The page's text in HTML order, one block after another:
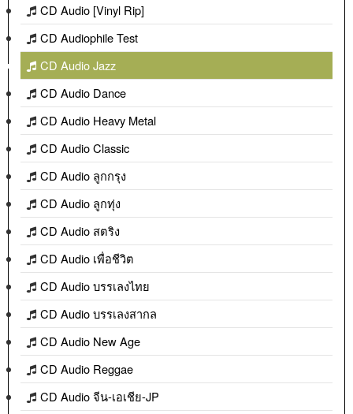
CD Audio [Vinyl Rip]
CD Audiophile Test
CD Audio Jazz
CD Audio Dance
CD Audio Heavy Metal
CD Audio Classic
CD Audio ลูกกรุง
CD Audio ลูกทุ่ง
CD Audio สตริง
CD Audio เพื่อชีวิต
CD Audio บรรเลงไทย
CD Audio บรรเลงสากล
CD Audio New Age
CD Audio Reggae
CD Audio จีน-เอเชีย-JP